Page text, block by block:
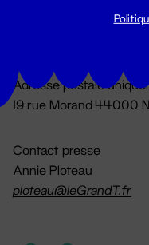
Du lundi au vendredi
Adresse postale
19 rue Morand 44000
Contact presse
Annie Ploteau
ploteau@leGrandT.fr